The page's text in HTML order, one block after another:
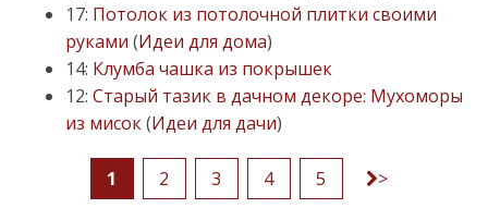
17: Потолок из потолочной плитки своими
руками (Идеи для дома)
14: Клумба чашка из покрышек
12: Старый тазик в дачном декоре: Мухоморы
из мисок(Идеи для дачи)
1 2 3 4 5 >